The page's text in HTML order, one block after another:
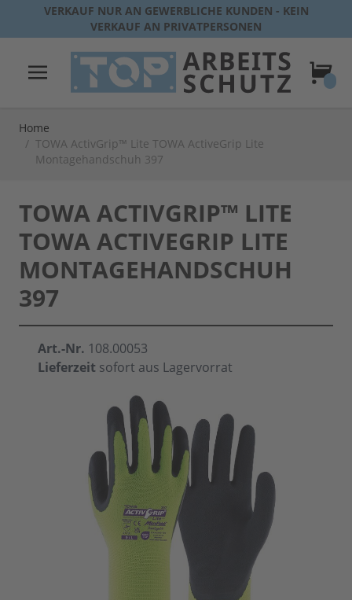
Direkt zum Inhalt
VERKAUF NUR AN GEWERBLICHE KUNDEN - KEIN
VERKAUF AN PRIVATPERSONEN
Home
/ TOWA ActivGrip™ Lite TOWA ActiveGrip Lite
Montagehandschuh 397
TOWA ACTIVGRIP™ LITE
TOWA ACTIVEGRIP LITE
MONTAGEHANDSCHUH
397
Art.-Nr. 108.00053
Lieferzeit sofort aus Lagervorrat